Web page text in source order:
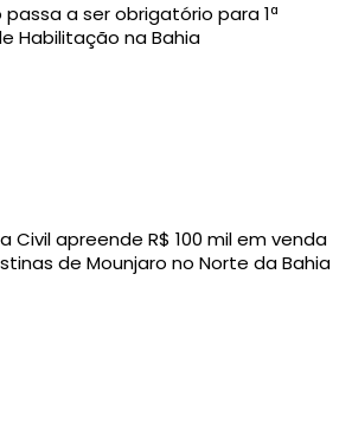
a ser obrigatório para 1ª
Habilitação na Bahia
Civil apreende R$ 100 mil em venda
de Mounjaro no Norte da Bahia